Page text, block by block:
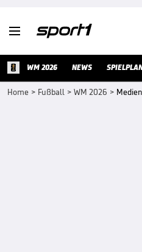

WM 2026 NEWS
Home > Fußball > WM 2026 >